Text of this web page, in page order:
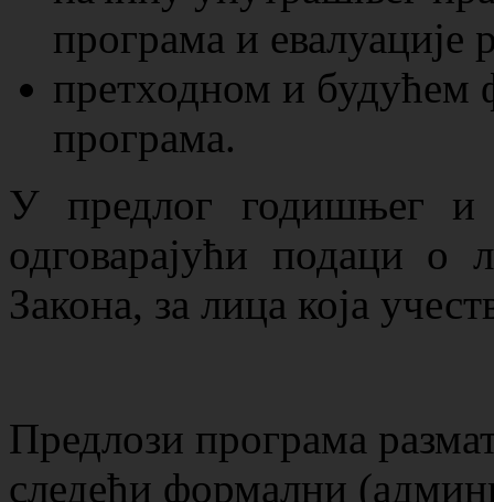
програма и евалуације
претходном и будућем
програма.
У предлог годишњег и
одговарајући подаци о
Закона, за лица која
Предлози програма
следећи формални